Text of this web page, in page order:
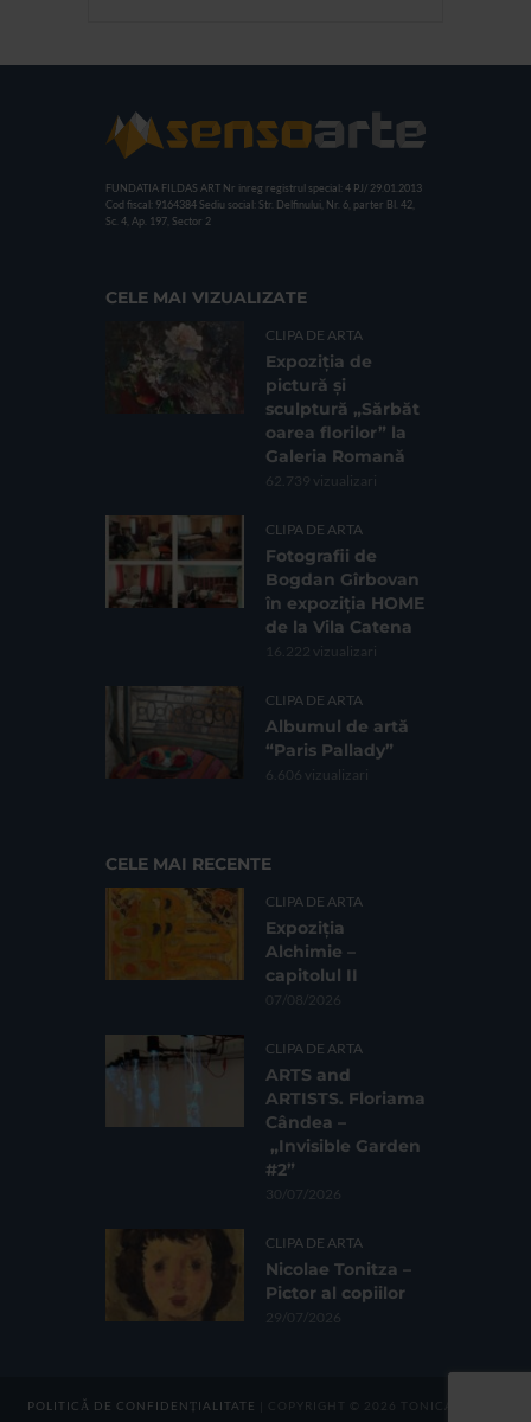
FUNDATIA FILDAS ART Nr inreg registrul special: 4 PJ/ 29.01.2013
Cod fiscal: 9164384 Sediu social: Str. Delfinului, Nr. 6, parter Bl. 42,
Sc. 4, Ap. 197, Sector 2
CELE MAI VIZUALIZATE
CLIPA DE ARTA
Expoziția de
pictură și
sculptură „Sărbăt
oarea florilor” la
Galeria Romană
62.739 vizualizari
CLIPA DE ARTA
Fotografii de
Bogdan Gîrbovan
în expoziția HOME
de la Vila Catena
16.222 vizualizari
CLIPA DE ARTA
Albumul de artă
“Paris Pallady”
6.606 vizualizari
CELE MAI RECENTE
CLIPA DE ARTA
Expoziția
Alchimie –
capitolul II
07/08/2026
CLIPA DE ARTA
ARTS and
ARTISTS. Floriama
Cândea –
„Invisible Garden
#2”
30/07/2026
CLIPA DE ARTA
Nicolae Tonitza –
Pictor al copiilor
29/07/2026
POLITICĂ DE CONFIDENȚIALITATE | COPYRIGHT © 2026 TONICA GROUP